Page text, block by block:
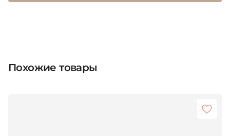
Похожие товары